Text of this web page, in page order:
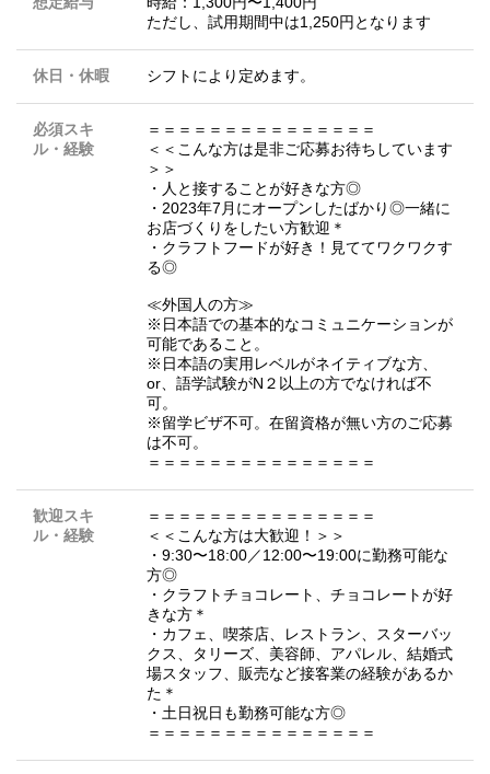
ただし、試用期間中は1,250円となります
休日・休暇 シフトにより定めます。
必須スキ
ル・経験
＝＝＝＝＝＝＝＝＝＝＝＝＝＝＝
＜＜こんな方は是非ご応募お待ちしています
＞＞
・人と接することが好きな方◎
・2023年7月にオープンしたばかり◎一緒に
お店づくりをしたい方歓迎＊
・クラフトフードが好き！見ててワクワクす
る◎
≪外国人の方≫
※日本語での基本的なコミュニケーションが
可能であること。
※日本語の実用レベルがネイティブな方、
or、語学試験がN２以上の方でなければ不
可。
※留学ビザ不可。在留資格が無い方のご応募
は不可。
＝＝＝＝＝＝＝＝＝＝＝＝＝＝＝
歓迎スキ
ル・経験
＝＝＝＝＝＝＝＝＝＝＝＝＝＝＝
＜＜こんな方は大歓迎！＞＞
・9:30〜18:00／12:00〜19:00に勤務可能な
方◎
・クラフトチョコレート、チョコレートが好
きな方＊
・カフェ、喫茶店、レストラン、スターバッ
クス、タリーズ、美容師、アパレル、結婚式
場スタッフ、販売など接客業の経験があるか
た＊
・土日祝日も勤務可能な方◎
＝＝＝＝＝＝＝＝＝＝＝＝＝＝＝